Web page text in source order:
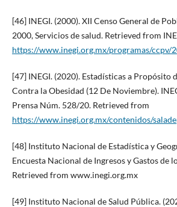
[46] INEGI. (2000). XII Censo General de
2000, Servicios de salud. Retrieved from
https://www.inegi.org.mx/programas/ccpv/
[47] INEGI. (2020). Estadísticas a Propósito
Contra la Obesidad (12 De Noviembre).
Prensa Núm. 528/20. Retrieved from
https://www.inegi.org.mx/contenidos/
[48] Instituto Nacional de Estadística y
Encuesta Nacional de Ingresos y Gastos de
Retrieved from www.inegi.org.mx
[49] Instituto Nacional de Salud Pública.